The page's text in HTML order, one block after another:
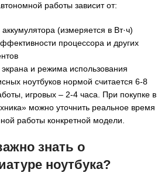
работы зависит от:
(измеряется в Вт·ч)
процессора и других
экрана и режима использования
ноутбуков нормой считается 6-8
игровых – 2-4 часа. При покупке в
можно уточнить реальное время
работы конкретной модели.
знать о
ноутбука?